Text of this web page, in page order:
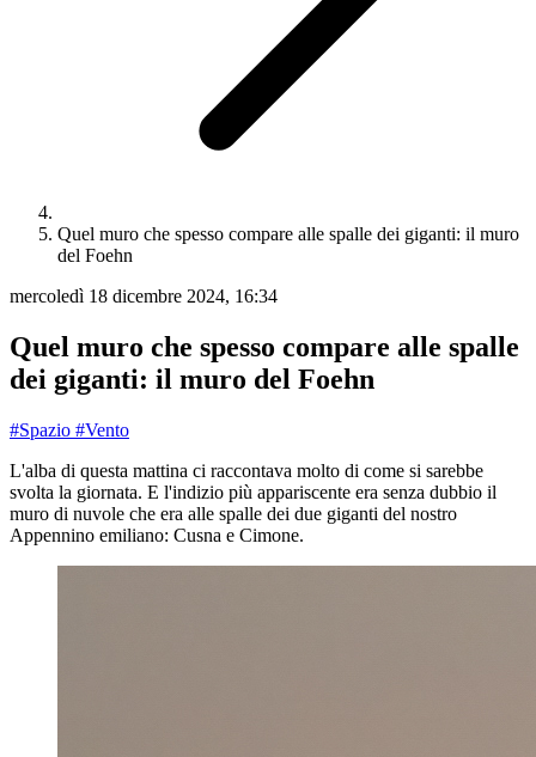
Quel muro che spesso compare alle spalle dei giganti: il muro
del Foehn
mercoledì 18 dicembre 2024, 16:34
Quel muro che spesso compare alle spalle
dei giganti: il muro del Foehn
#Spazio #Vento
L'alba di questa mattina ci raccontava molto di come si sarebbe
svolta la giornata. E l'indizio più appariscente era senza dubbio il
muro di nuvole che era alle spalle dei due giganti del nostro
Appennino emiliano: Cusna e Cimone.